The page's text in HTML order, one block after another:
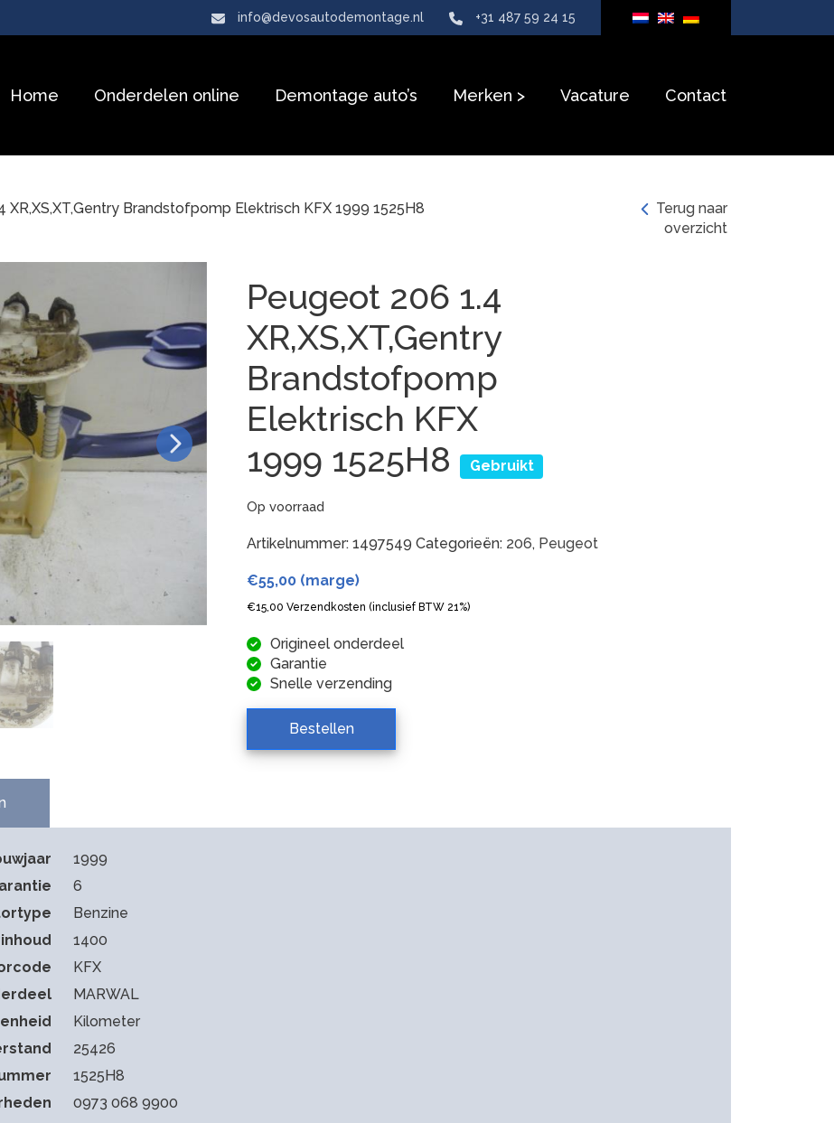
info@devosautodemontage.nl +31 487 59 24 15
Home Onderdelen online Demontage auto’s Merken Vacature Contact
XR,XS,XT,Gentry Brandstofpomp Elektrisch KFX 1999 1525H8
Peugeot 206 1.4
XR,XS,XT,Gentry
Brandstofpomp
Elektrisch KFX
1999 1525H8
Gebruikt
Terug naar
overzicht
Op voorraad
Artikelnummer:1497549 Categorieën: 206, Peugeot
€55,00 (marge)
€15,00 Verzendkosten (inclusief BTW 21%)
Origineel onderdeel
Garantie
Snelle verzending
Bestellen
1999
6
Benzine
1400
KFX
MARWAL
Kilometer
25426
1525H8
0973 068 9900